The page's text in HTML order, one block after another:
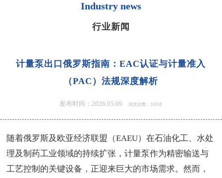
Industry news
行业新闻
计量泵出口俄罗斯指南：EAC认证与计量准入
（PAC）法规深度解析
发布时间：2026.05.09 浏览次数：169次
随着俄罗斯及欧亚经济联盟（EAEU）在石油化工、水处
理及制药工业领域的持续扩张，计量泵作为精密输送与
工艺控制的关键设备，正迎来巨大的市场需求。然而，